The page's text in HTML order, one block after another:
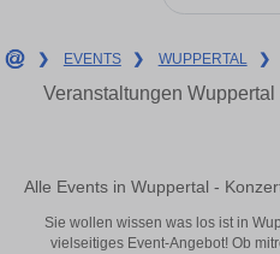
❯ EVENTS ❯ WUPPERTAL ❯
Veranstaltungen Wuppertal
Alle Events in Wuppertal -
Sie wollen wissen was los ist in
vielseitiges Event-Angebot! Ob